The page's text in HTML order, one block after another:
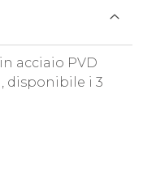
acciaio PVD
disponibile i 3